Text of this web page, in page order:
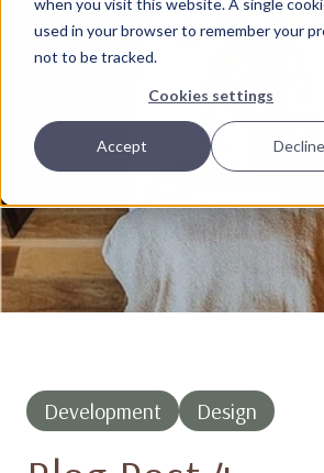
used in your browser to remember your
not to be tracked.
Cookies settings
Accept Decline
Development Design